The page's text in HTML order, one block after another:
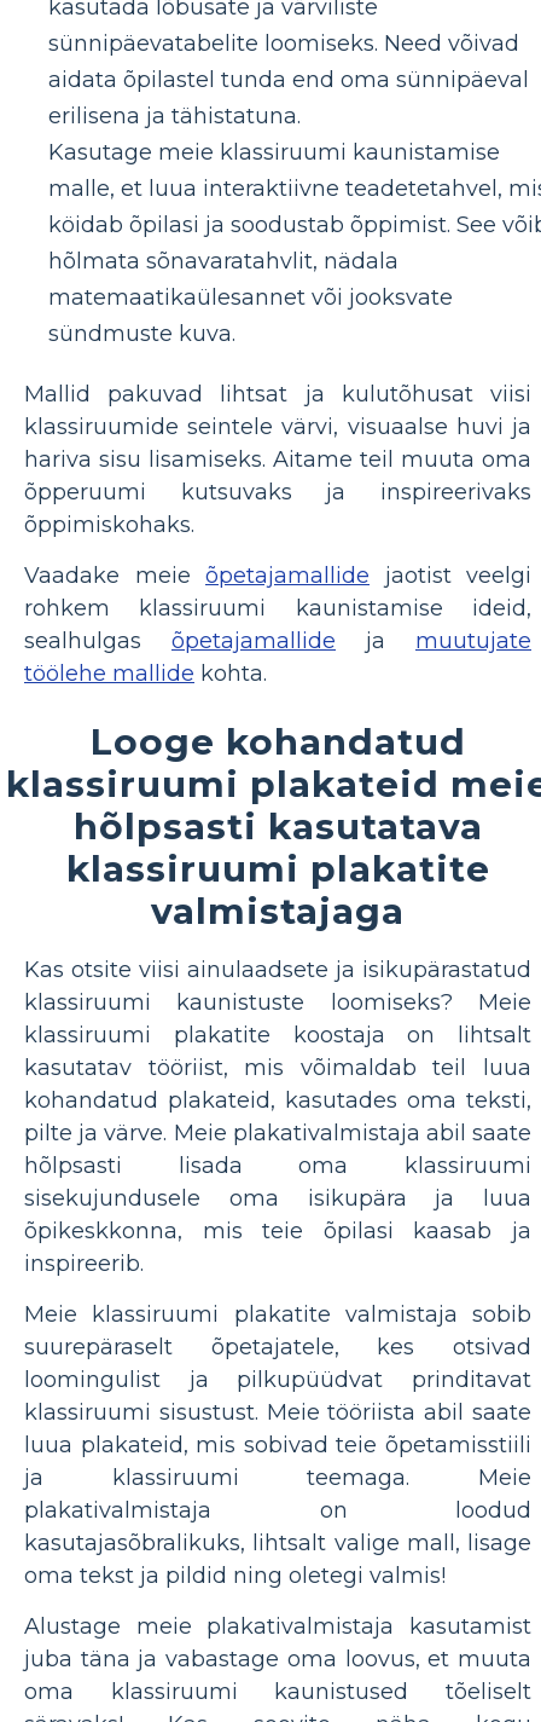
kasutada lõbusate ja värviliste
sünnipäevatabelite loomiseks. Need võivad
aidata õpilastel tunda end oma sünnipäeval
erilisena ja tähistatuna.
Kasutage meie klassiruumi kaunistamise
malle, et luua interaktiivne teadetetahvel,
köidab õpilasi ja soodustab õppimist. See
hõlmata sõnavaratahvlit, nädala
matemaatikaülesannet või jooksvate
sündmuste kuva.
Mallid pakuvad lihtsat ja kulutõhusat viisi
klassiruumide seintele värvi, visuaalse huvi ja
hariva sisu lisamiseks. Aitame teil muuta oma
õpperuumi kutsuvaks ja inspireerivaks
õppimiskohaks.
Vaadake meie õpetajamallide jaotist veelgi
rohkem klassiruumi kaunistamise ideid,
sealhulgas õpetajamallide ja muutujate
töölehe mallide kohta.
Looge kohandatud
klassiruumi plakateid
hõlpsasti kasutatava
klassiruumi plakatite
valmistajaga
Kas otsite viisi ainulaadsete ja isikupärastatud
klassiruumi kaunistuste loomiseks? Meie
klassiruumi plakatite koostaja on lihtsalt
kasutatav tööriist, mis võimaldab teil luua
kohandatud plakateid, kasutades oma teksti,
pilte ja värve. Meie plakativalmistaja abil saate
hõlpsasti lisada oma klassiruumi
sisekujundusele oma isikupära ja luua
õpikeskkonna, mis teie õpilasi kaasab ja
inspireerib.
Meie klassiruumi plakatite valmistaja sobib
suurepäraselt õpetajatele, kes otsivad
loomingulist ja pilkupüüdvat prinditavat
klassiruumi sisustust. Meie tööriista abil saate
luua plakateid, mis sobivad teie õpetamisstiili
ja klassiruumi teemaga. Meie
plakativalmistaja on loodud
kasutajasõbralikuks, lihtsalt valige mall, lisage
oma tekst ja pildid ning oletegi valmis!
Alustage meie plakativalmistaja kasutamist
juba täna ja vabastage oma loovus, et muuta
oma klassiruumi kaunistused tõeliselt